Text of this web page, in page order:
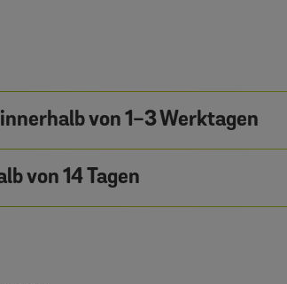
von 1-3 Werktagen
von 14 Tagen